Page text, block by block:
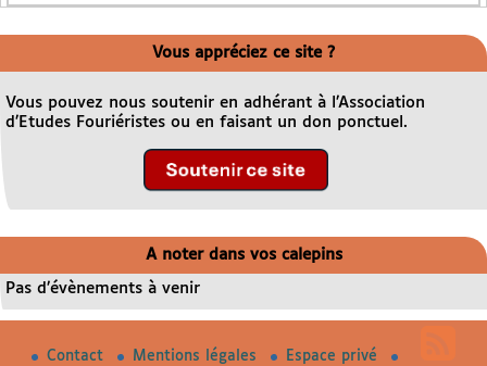
Vous appréciez ce site ?
Vous pouvez nous soutenir en adhérant à l’Association
d’Etudes Fouriéristes ou en faisant un don ponctuel.
A noter dans vos calepins
Pas d’évènements à venir
Contact Mentions légales Espace privé